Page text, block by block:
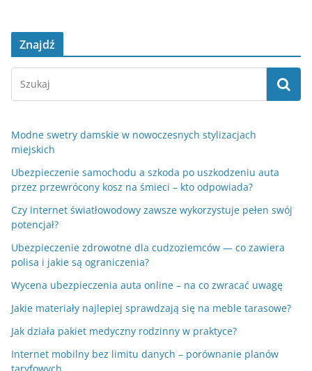
Znajdź
Modne swetry damskie w nowoczesnych stylizacjach
miejskich
Ubezpieczenie samochodu a szkoda po uszkodzeniu auta
przez przewrócony kosz na śmieci – kto odpowiada?
Czy internet światłowodowy zawsze wykorzystuje pełen swój
potencjał?
Ubezpieczenie zdrowotne dla cudzoziemców — co zawiera
polisa i jakie są ograniczenia?
Wycena ubezpieczenia auta online – na co zwracać uwagę
Jakie materiały najlepiej sprawdzają się na meble tarasowe?
Jak działa pakiet medyczny rodzinny w praktyce?
Internet mobilny bez limitu danych – porównanie planów